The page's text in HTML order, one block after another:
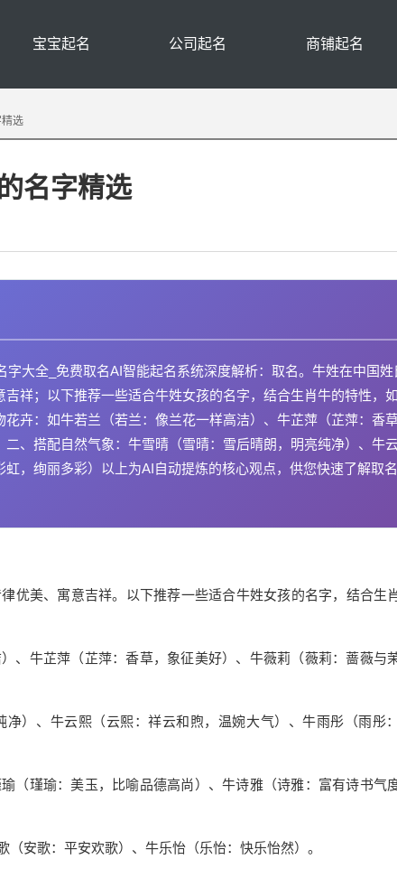
宝宝起名 公司起名 商铺起名
选
名字精选
大全_免费取名AI智能起名系统深度解析：取名。牛姓在中国姓
祥；以下推荐一些适合牛姓女孩的名字，结合生肖牛的特性，
卉：如牛若兰（若兰：像兰花一样高洁）、牛芷萍（芷萍：香
、搭配自然气象：牛雪晴（雪晴：雪后晴朗，明亮纯净）、牛
，绚丽多彩）以上为AI自动提炼的核心观点，供您快速了解取
优美、寓意吉祥。以下推荐一些适合牛姓女孩的名字，结合生
、牛芷萍（芷萍：香草，象征美好）、牛薇莉（薇莉：蔷薇与
）、牛云熙（云熙：祥云和煦，温婉大气）、牛雨彤（雨彤
（瑾瑜：美玉，比喻品德高尚）、牛诗雅（诗雅：富有诗书气
安歌：平安欢歌）、牛乐怡（乐怡：快乐怡然）。